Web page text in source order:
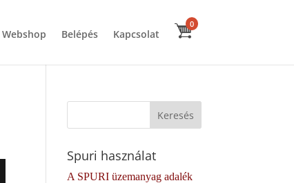
Webshop Belépés Kapcsolat
0
Spuri használat
A SPURI üzemanyag adalék